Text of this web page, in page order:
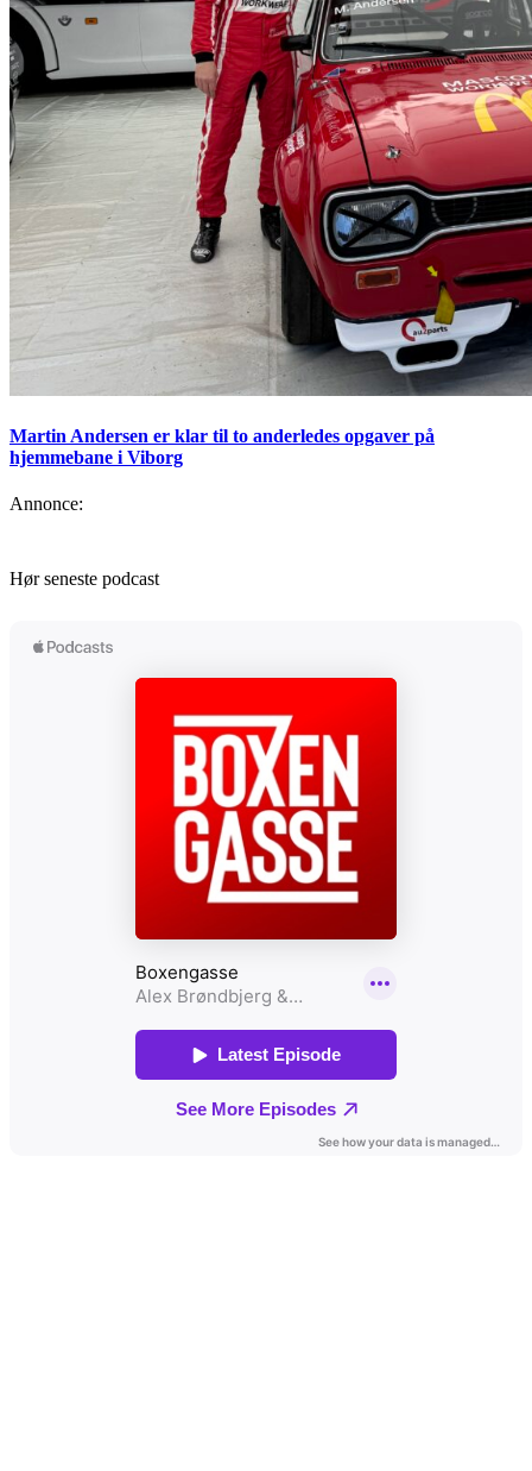
Martin Andersen er klar til to anderledes opgaver på
hjemmebane i Viborg
Annonce:
Hør seneste podcast